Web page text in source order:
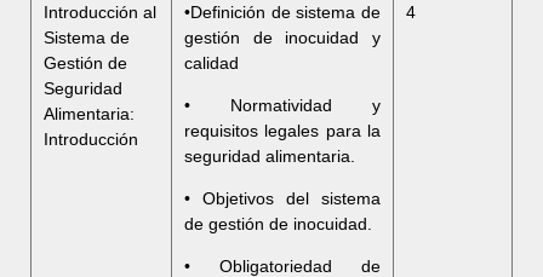
Introducción al
Sistema de
Gestión de
Seguridad
Alimentaria:
Introducción
•Definición de sistema de
gestión de inocuidad y
calidad
• Normatividad y
requisitos legales para la
seguridad alimentaria.
• Objetivos del sistema
de gestión de inocuidad.
• Obligatoriedad de
4